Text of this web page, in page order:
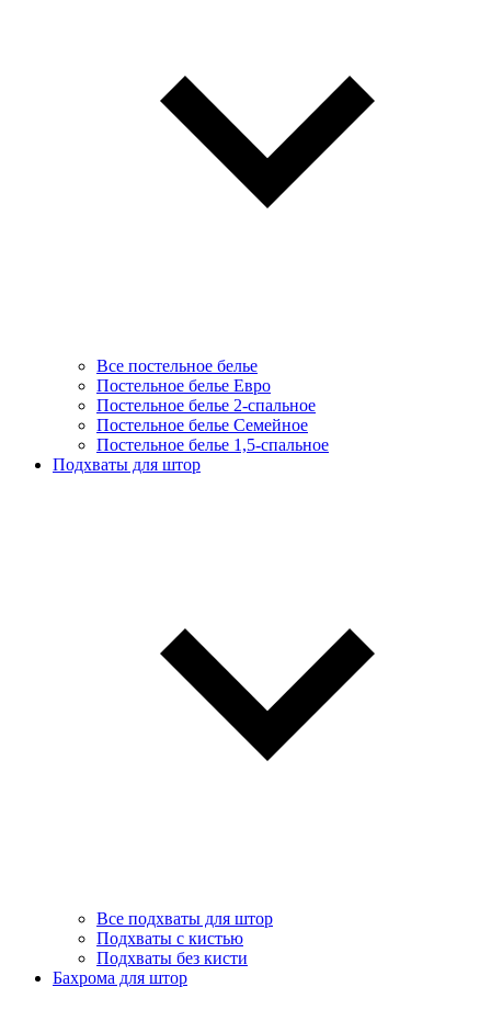
Все постельное белье
Постельное белье Евро
Постельное белье 2-спальное
Постельное белье Семейное
Постельное белье 1,5-спальное
Подхваты для штор
Все подхваты для штор
Подхваты с кистью
Подхваты без кисти
Бахрома для штор